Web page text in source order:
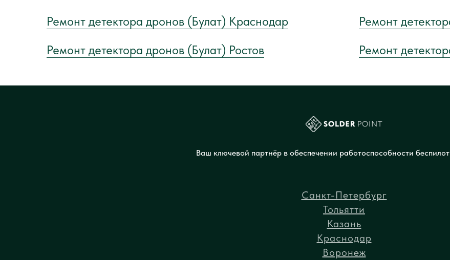
Ремонт детектора дронов (Булат) Краснодар
Ремонт
Ремонт детектора дронов (Булат) Ростов
Ремонт
Ваш ключевой партнёр в обеспечении работоспособности
Санкт-Петербург
Тольятти
Казань
Краснодар
Воронеж